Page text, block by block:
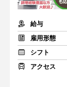
給与
雇用形態
シフト
アクセス